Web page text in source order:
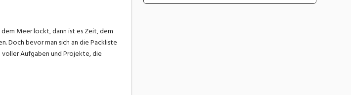
Meer lockt, dann ist es Zeit, dem
Doch bevor man sich an die Packliste
Aufgaben und Projekte, die